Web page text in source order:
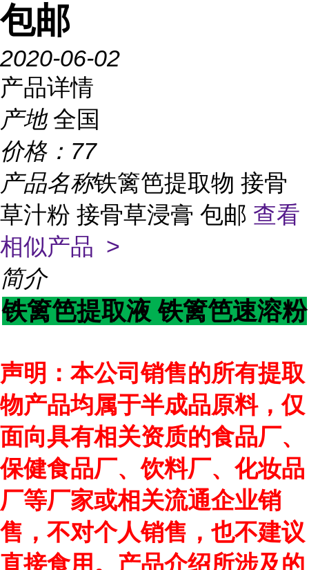
包邮
2020-06-02
产品详情
产地 全国
价格： 77
产品名称铁篱笆提取物 接骨
草汁粉 接骨草浸膏 包邮 查看
相似产品 >
简介
铁篱笆提取液 铁篱笆速溶粉
声明：本公司销售的所有提取
物产品均属于半成品原料，仅
面向具有相关资质的食品厂、
保健食品厂、饮料厂、化妆品
厂等厂家或相关流通企业销
售，不对个人销售，也不建议
直接食用。产品介绍所涉及的